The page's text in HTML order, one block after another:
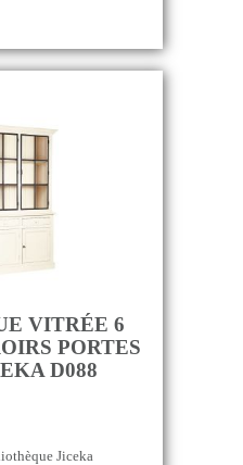
VITRÉE 6
PORTES
D088
Jiceka